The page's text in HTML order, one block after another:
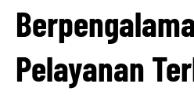
Pelayanan